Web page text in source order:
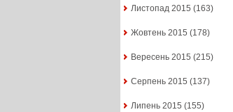
Листопад 2015 (163)
Жовтень 2015 (178)
Вересень 2015 (215)
Серпень 2015 (137)
Липень 2015 (155)